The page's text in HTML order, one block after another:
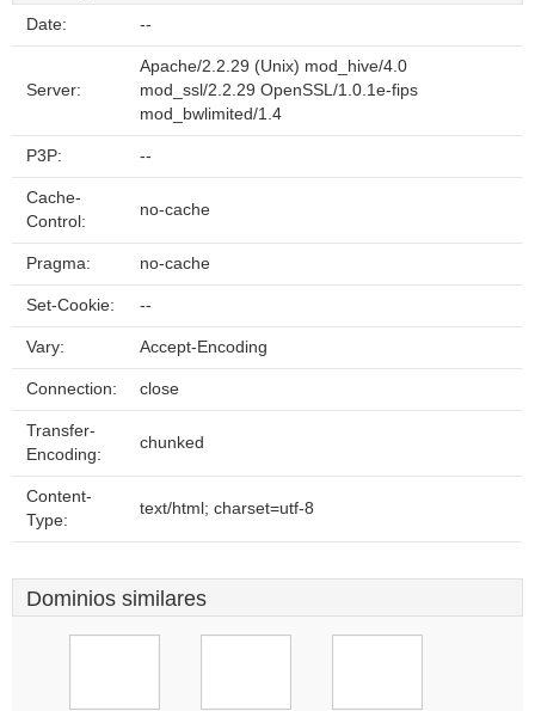
Date: --
Server:
Apache/2.2.29 (Unix) mod_hive/4.0
mod_ssl/2.2.29 OpenSSL/1.0.1e-fips
mod_bwlimited/1.4
P3P: --
Cache-
Control:
no-cache
Pragma: no-cache
Set-Cookie: --
Vary: Accept-Encoding
Connection: close
Transfer-
Encoding:
chunked
Content-
Type:
text/html; charset=utf-8
Dominios similares